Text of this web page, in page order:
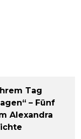
Tag
– Fünf
Alexandra